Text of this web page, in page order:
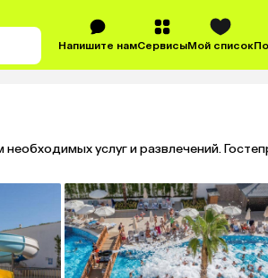
Напишите намСервисыМой список
услуг и развлечений.